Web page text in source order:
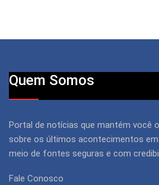
Quem Somos
Portal de notícias que mantém você
sobre os últimos acontecimentos
meio de fontes seguras e com
Fale Conosco